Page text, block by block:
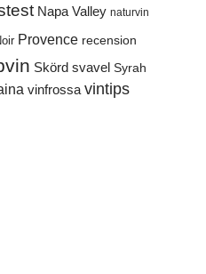
Napa Valley naturvin
Provence recension
Skörd svavel Syrah
vinfrossa vintips